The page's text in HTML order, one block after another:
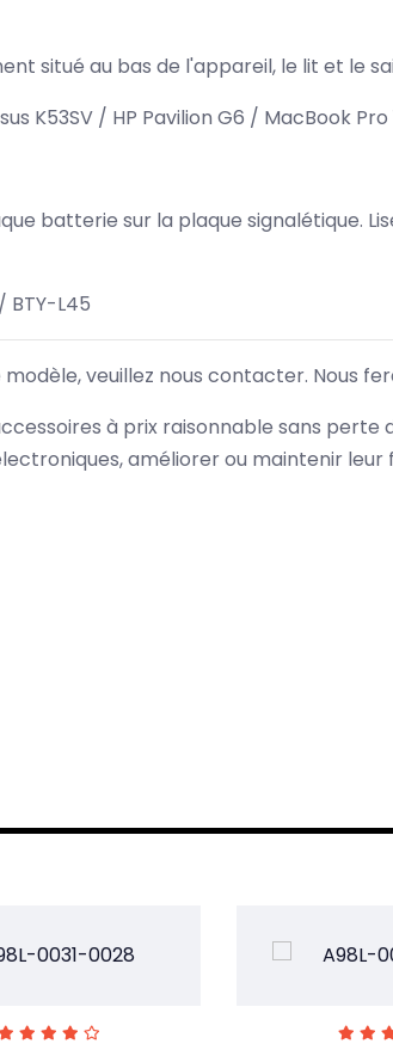
situé au bas de l'appareil, le lit et le
K53SV / HP Pavilion G6 / MacBook Pro
batterie sur la plaque signalétique.
BTY-L45
veuillez nous contacter. Nous
à prix raisonnable sans
améliorer ou maintenir